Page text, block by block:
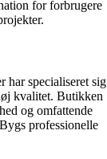
for forbrugere
har specialiseret sig
kvalitet. Butikken
og omfattende
professionelle